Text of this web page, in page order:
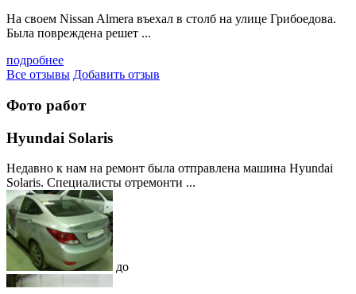
На своем Nissan Almera въехал в столб на улице Грибоедова.
Была повреждена решет ...
подробнее
Все отзывы Добавить отзыв
Фото работ
Hyundai Solaris
Недавно к нам на ремонт была отправлена машина Hyundai
Solaris. Специалисты отремонти ...
до